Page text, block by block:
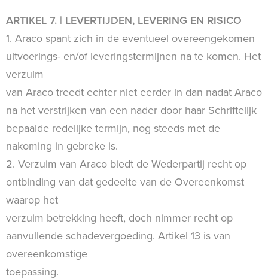
ARTIKEL 7. | LEVERTIJDEN, LEVERING EN RISICO
1. Araco spant zich in de eventueel overeengekomen
uitvoerings- en/of leveringstermijnen na te komen. Het
verzuim
van Araco treedt echter niet eerder in dan nadat Araco
na het verstrijken van een nader door haar Schriftelijk
bepaalde redelijke termijn, nog steeds met de
nakoming in gebreke is.
2. Verzuim van Araco biedt de Wederpartij recht op
ontbinding van dat gedeelte van de Overeenkomst
waarop het
verzuim betrekking heeft, doch nimmer recht op
aanvullende schadevergoeding. Artikel 13 is van
overeenkomstige
toepassing.